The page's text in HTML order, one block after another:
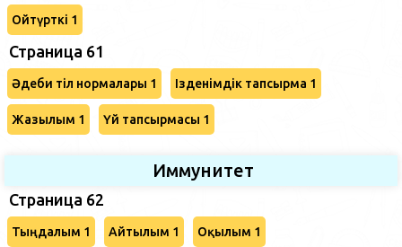
Ойтүрткі 1
Страница 61
Әдеби тіл нормалары 1 Ізденімдік тапсырма 1
Жазылым 1 Үй тапсырмасы 1
Иммунитет
Страница 62
Тыңдалым 1 Айтылым 1 Оқылым 1